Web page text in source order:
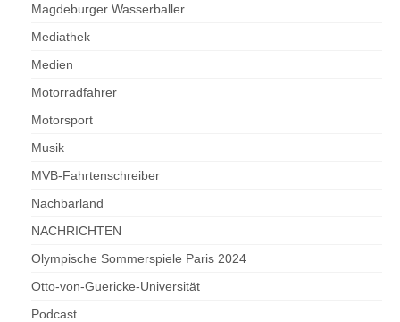
Magdeburger Wasserballer
Mediathek
Medien
Motorradfahrer
Motorsport
Musik
MVB-Fahrtenschreiber
Nachbarland
NACHRICHTEN
Olympische Sommerspiele Paris 2024
Otto-von-Guericke-Universität
Podcast